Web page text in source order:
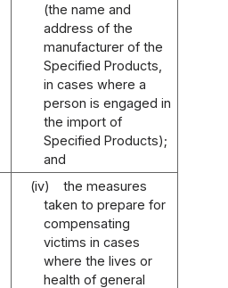
(the name and
address of the
manufacturer of the
Specified Products,
in cases where a
person is engaged in
the import of
Specified Products);
and
(iv)
the measures
taken to prepare for
compensating
victims in cases
where the lives or
health of general